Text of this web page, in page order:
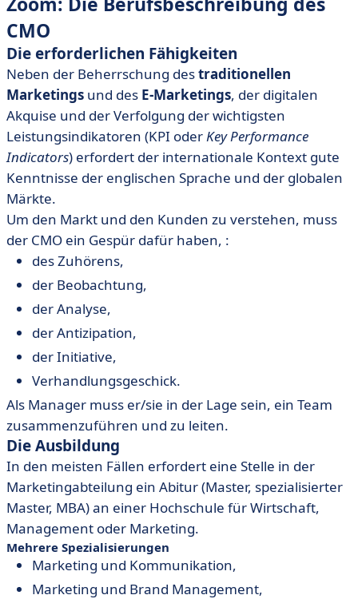
CMO
Die erforderlichen Fähigkeiten
Neben der Beherrschung destraditionellen
Marketings und des E-Marketings, der digitalen
Akquise und der Verfolgung der wichtigsten
Leistungsindikatoren (KPI oderKey Performance
Indicators) erfordert der internationale Kontext gute
Kenntnisse der englischen Sprache und der globalen
Märkte.
Um den Markt und den Kunden zu verstehen, muss
der CMO ein Gespür dafür haben, :
des Zuhörens,
der Beobachtung,
der Analyse,
der Antizipation,
der Initiative,
Verhandlungsgeschick.
Als Manager muss er/sie in der Lage sein, ein Team
zusammenzuführen und zu leiten.
Die Ausbildung
In den meisten Fällen erfordert eine Stelle in der
Marketingabteilung ein Abitur (Master, spezialisierter
Master, MBA) an einer Hochschule für Wirtschaft,
Management oder Marketing.
Mehrere Spezialisierungen
Marketing und Kommunikation,
Marketing und Brand Management,